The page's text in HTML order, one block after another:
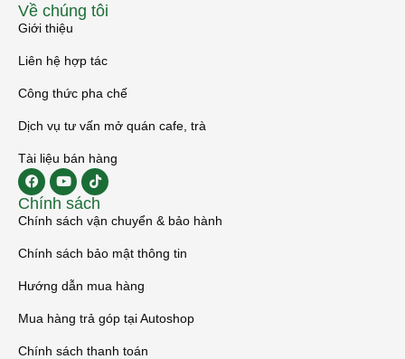
Về chúng tôi
Giới thiệu
Liên hệ hợp tác
Công thức pha chế
Dịch vụ tư vấn mở quán cafe, trà
Tài liệu bán hàng
Chính sách
Chính sách vận chuyển & bảo hành
Chính sách bảo mật thông tin
Hướng dẫn mua hàng
Mua hàng trả góp tại Autoshop
Chính sách thanh toán